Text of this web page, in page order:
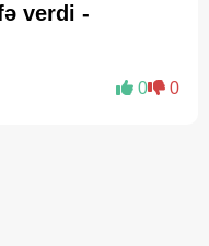
verdi -
0 0